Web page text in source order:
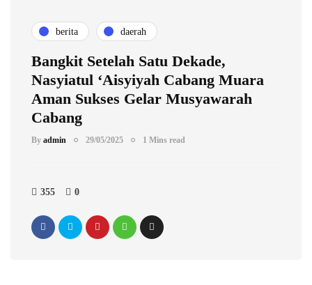
berita daerah
Bangkit Setelah Satu Dekade,
Nasyiatul ‘Aisyiyah Cabang Muara
Aman Sukses Gelar Musyawarah
Cabang
By admin 29/05/2025 1 Mins read
355 0